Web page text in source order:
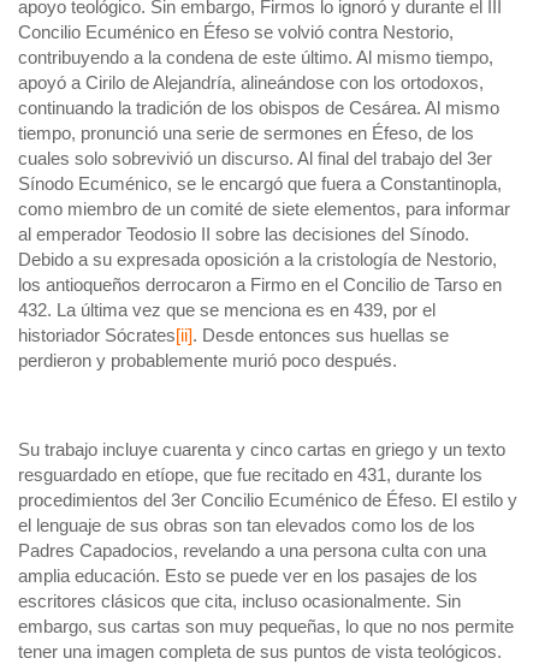
apoyo teológico. Sin embargo, Firmos lo ignoró y durante el III
Concilio Ecuménico en Éfeso se volvió contra Nestorio,
contribuyendo a la condena de este último. Al mismo tiempo,
apoyó a Cirilo de Alejandría, alineándose con los ortodoxos,
continuando la tradición de los obispos de Cesárea. Al mismo
tiempo, pronunció una serie de sermones en Éfeso, de los
cuales solo sobrevivió un discurso. Al final del trabajo del 3er
Sínodo Ecuménico, se le encargó que fuera a Constantinopla,
como miembro de un comité de siete elementos, para informar
al emperador Teodosio II sobre las decisiones del Sínodo.
Debido a su expresada oposición a la cristología de Nestorio,
los antioqueños derrocaron a Firmo en el Concilio de Tarso en
432. La última vez que se menciona es en 439, por el
historiador Sócrates[ii]. Desde entonces sus huellas se
perdieron y probablemente murió poco después.
Su trabajo incluye cuarenta y cinco cartas en griego y un texto
resguardado en etíope, que fue recitado en 431, durante los
procedimientos del 3er Concilio Ecuménico de Éfeso. El estilo y
el lenguaje de sus obras son tan elevados como los de los
Padres Capadocios, revelando a una persona culta con una
amplia educación. Esto se puede ver en los pasajes de los
escritores clásicos que cita, incluso ocasionalmente. Sin
embargo, sus cartas son muy pequeñas, lo que no nos permite
tener una imagen completa de sus puntos de vista teológicos.